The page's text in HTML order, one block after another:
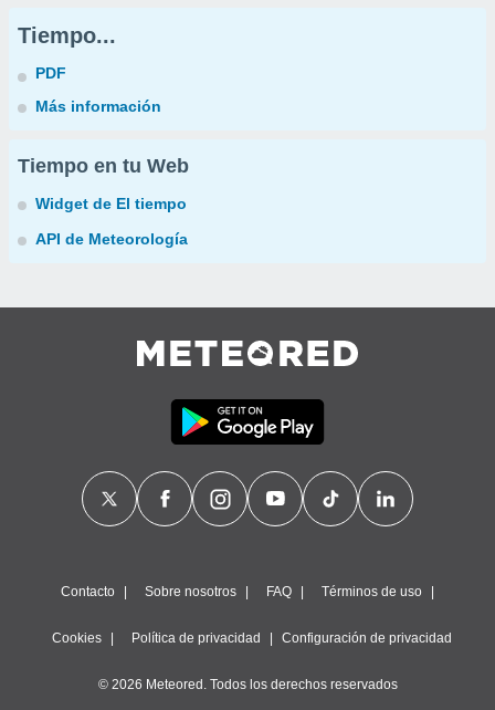
Tiempo...
PDF
Más información
Tiempo en tu Web
Widget de El tiempo
API de Meteorología
Contacto Sobre nosotros FAQ Términos de uso
Cookies Política de privacidad Configuración de privacidad
© 2026 Meteored. Todos los derechos reservados